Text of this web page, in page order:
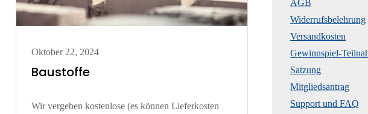
Posted
on
Oktober 22, 2024
Baustoffe
Wir vergeben kostenlose (es können Lieferkosten
AGB
Widerrufsbelehrung
Versandkosten
Gewinnspiel-
Satzung
Mitgliedsantrag
Support und FAQ